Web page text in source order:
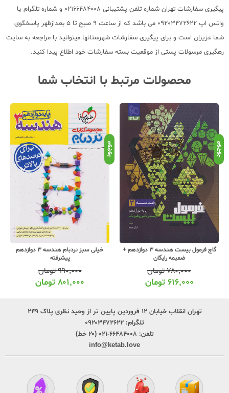
پیگیری سفارشات تهران شماره تلفن پشتیبانی 02166484008 و شماره تلگرام یا
واتس اپ 09203472622 می باشد که از ساعت 9 صبح تا 5 بعدازظهر پاسخگوی
شما عزیزان است و برای پیگیری سفارشات شهرستانها میتوانید با مراجعه به سایت
رهگیری مرسولات پستی از موقعیت بسته سفارشات خود اطلاع پیدا کنید.
محصولات مرتبط با انتخاب شما
موجود
گاج فرمول بیست هندسه 3 دوازدهم +
ضمیمه رایگان
۷۸۰,۰۰۰تومان
۶۱۶,۰۰۰ تومان
موجود
خیلی سبز نردبام هندسه 3 دوازدهم
پیشرفته
۹۹۰,۰۰۰تومان
۸۰۱,۰۰۰ تومان
تهران انقلاب خیابان ۱۲ فروردین پایین تر از وحید نظری پلاک ۲۴۹
تلگرام: ۰۹۲۰۳۴۷۲۶۲۲
تلفن: ۶۶۴۸۴۰۰۸-۰۲۱ (۲۰ خط)
info@ketab.love